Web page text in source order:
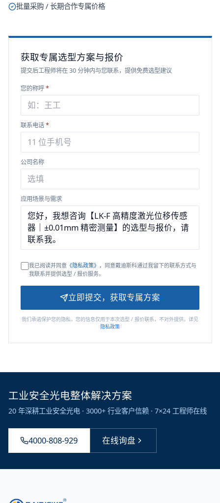
批量采购 / 长期合作专属价格
获取专属选型方案与报价
提交后工程师将在 30 分钟内与您联系，提供免费选型建议
您的称呼*
联系电话*
公司名称
应用场景与需求
我已阅读并同意《隐私政策》 ，同意戴迪斯科通过我留下的联系方式与
我联系并提供选型 / 报价服务。
立即提交，获取专属方案
我们承诺保护您的隐私，您的信息仅用于本次选型 / 报价联系，不对外提供。详见
隐私政策
工业安全光电整体解决方案
20 年深耕工业安全光电 · 3000+ 行业客户信赖 · 7×24 工程师在线
4000-808-929 在线询盘